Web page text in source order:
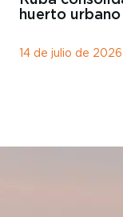
huerto
14 de julio de 2026